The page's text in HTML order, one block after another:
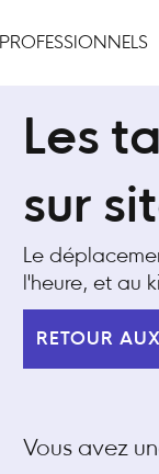
PROFESSIONNELS
Les
sur
Le
l'heure, et au
RETOUR
Vous avez